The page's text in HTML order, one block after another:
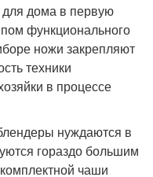
дома в первую
функционального
ножи закрепляют
техники
в процессе
нуждаются в
гораздо большим
чаши